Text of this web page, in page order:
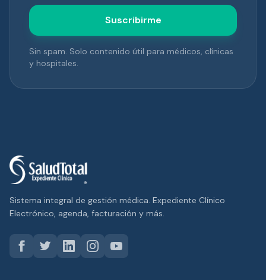
Suscribirme
Sin spam. Solo contenido útil para médicos, clínicas
y hospitales.
Sistema integral de gestión médica. Expediente Clínico
Electrónico, agenda, facturación y más.